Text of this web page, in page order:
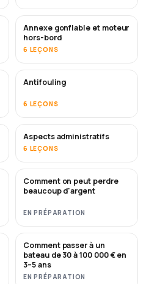
Annexe gonflable et moteur
hors-bord
6 LEÇONS
BIENTÔT
Antifouling
6 LEÇONS
Aspects administratifs
6 LEÇONS
BIENTÔT
Comment on peut perdre
beaucoup d'argent
EN PRÉPARATION
NOUVEAU
Comment passer à un
bateau de 30 à 100 000 € en
3–5 ans
EN PRÉPARATION